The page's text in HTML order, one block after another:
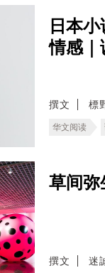
日本
情感｜
撰文 標
华文阅读
草间弥
撰文 迷